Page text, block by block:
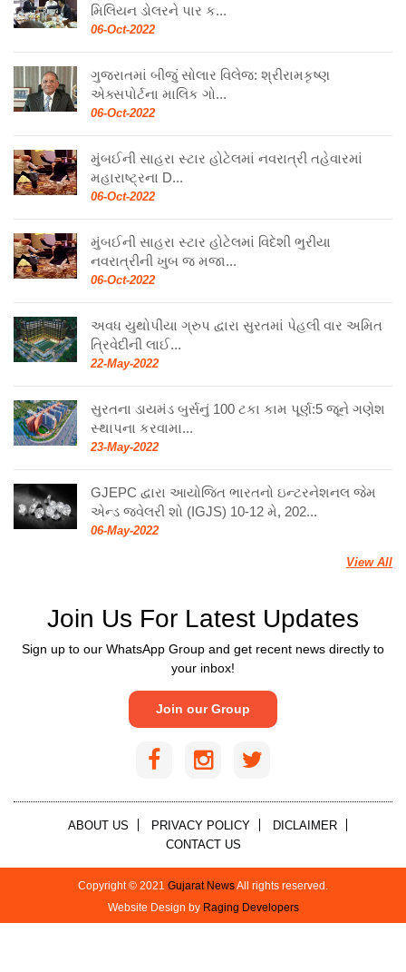
મિલિયન ડોલરને પાર ક...
06-Oct-2022
ગુજરાતમાં બીજું સોલાર વિલેજ: શ્રીરામકૃષ્ણ
એક્સપોર્ટના માલિક ગો...
06-Oct-2022
મુંબઈની સાહરા સ્ટાર હોટેલમાં નવરાત્રી તહેવારમાં
મહારાષ્ટ્રના D...
06-Oct-2022
મુંબઈની સાહરા સ્ટાર હોટેલમાં વિદેશી ભુરીયા
નવરાત્રીની ખુબ જ મજા...
06-Oct-2022
અવધ યુથોપીયા ગ્રુપ દ્વારા સુરતમાં પેહલી વાર અમિત
ત્રિવેદીની લાઈ...
22-May-2022
સુરતના ડાયમંડ બુર્સનું 100 ટકા કામ પૂર્ણ:5 જૂને ગણેશ
સ્થાપના કરવામા...
23-May-2022
GJEPC દ્વારા આયોજિત ભારતનો ઇન્ટરનેશનલ જેમ
એન્ડ જ્વેલરી શો (IGJS) 10-12 મે, 202...
06-May-2022
View All
Join Us For Latest Updates
Sign up to our WhatsApp Group and get recent news directly to
your inbox!
Join our Group
ABOUT US PRIVACY POLICY
DICLAIMER
CONTACT US
Copyright © 2021 Gujarat NewsAll rights reserved.
Website Design by Raging Developers